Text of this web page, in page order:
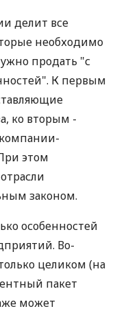
делит все
необходимо
продать "с
К первым
ко вторым -
этом
законом.
особенностей
Во-
целиком (на
пакет
может